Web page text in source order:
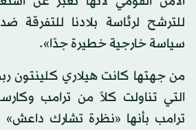
للترشح لرئاسة بلادنا للتفرقة
سياسة خارجية خطيرة جدًا».
من جهتها كانت هيلاري كلينتون
التي تناولت كلاً من ترامب
ترامب بأنها «نظرة تشارك